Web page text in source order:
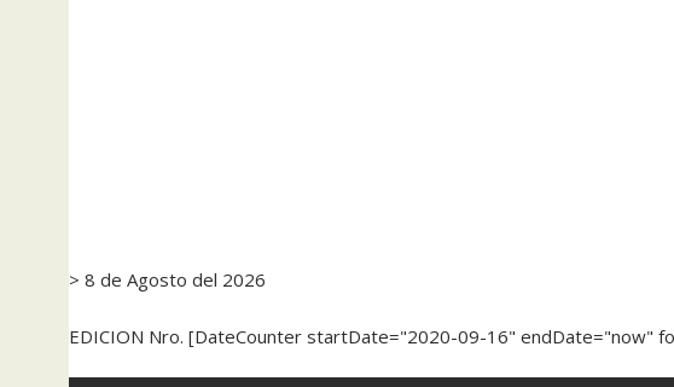
> 8 de Agosto del 2026
EDICION Nro. [DateCounter startDate="2020-09-16" endDate="now"